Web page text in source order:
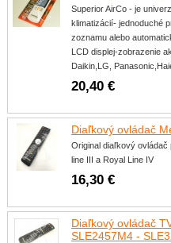
Superior AirCo - je
klimatizácií- jednoduché
zoznamu alebo
LCD displej-zobrazenie
Daikin,LG,
20,40 €
Diaľkový ovládač
Original diaľkový
line III a Royal Line IV
16,30 €
Diaľkový ovládač
SLE2457M4 -